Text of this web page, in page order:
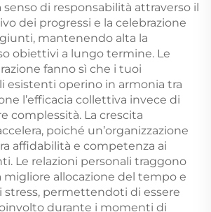
di responsabilità attraverso il
dei progressi e la celebrazione
mantenendo alta la
obiettivi a lungo termine. Le
fanno sì che i tuoi
esistenti operino in armonia tra
l’efficacia collettiva invece di
complessità. La crescita
poiché un’organizzazione
affidabilità e competenza ai
Le relazioni personali traggono
migliore allocazione del tempo e
stress, permettendoti di essere
durante i momenti di